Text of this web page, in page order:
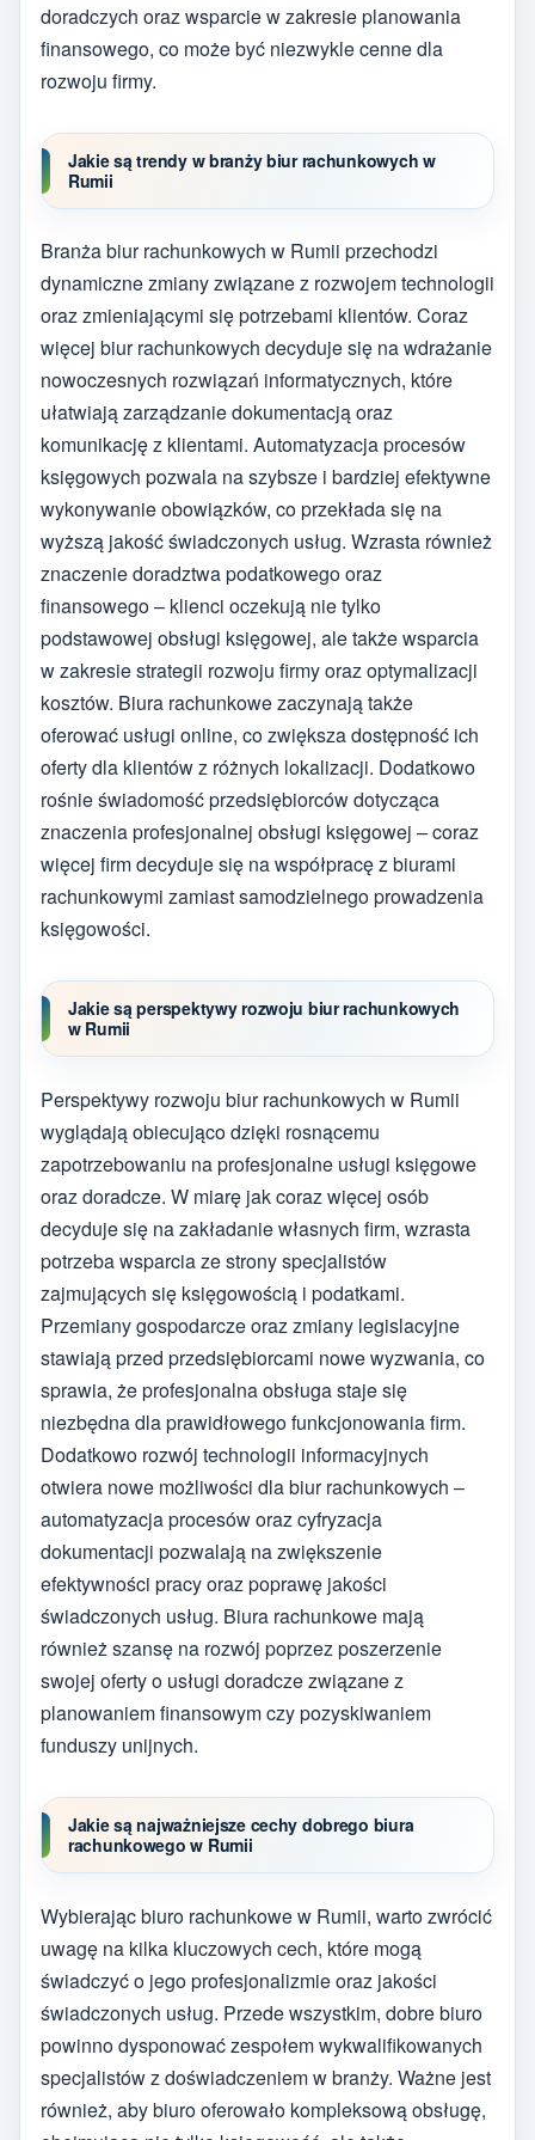
doradczych oraz wsparcie w zakresie planowania
finansowego, co może być niezwykle cenne dla
rozwoju firmy.
Jakie są trendy w branży biur rachunkowych w
Rumii
Branża biur rachunkowych w Rumii przechodzi
dynamiczne zmiany związane z rozwojem technologii
oraz zmieniającymi się potrzebami klientów. Coraz
więcej biur rachunkowych decyduje się na wdrażanie
nowoczesnych rozwiązań informatycznych, które
ułatwiają zarządzanie dokumentacją oraz
komunikację z klientami. Automatyzacja procesów
księgowych pozwala na szybsze i bardziej efektywne
wykonywanie obowiązków, co przekłada się na
wyższą jakość świadczonych usług. Wzrasta również
znaczenie doradztwa podatkowego oraz
finansowego – klienci oczekują nie tylko
podstawowej obsługi księgowej, ale także wsparcia
w zakresie strategii rozwoju firmy oraz optymalizacji
kosztów. Biura rachunkowe zaczynają także
oferować usługi online, co zwiększa dostępność ich
oferty dla klientów z różnych lokalizacji. Dodatkowo
rośnie świadomość przedsiębiorców dotycząca
znaczenia profesjonalnej obsługi księgowej – coraz
więcej firm decyduje się na współpracę z biurami
rachunkowymi zamiast samodzielnego prowadzenia
księgowości.
Jakie są perspektywy rozwoju biur rachunkowych
w Rumii
Perspektywy rozwoju biur rachunkowych w Rumii
wyglądają obiecująco dzięki rosnącemu
zapotrzebowaniu na profesjonalne usługi księgowe
oraz doradcze. W miarę jak coraz więcej osób
decyduje się na zakładanie własnych firm, wzrasta
potrzeba wsparcia ze strony specjalistów
zajmujących się księgowością i podatkami.
Przemiany gospodarcze oraz zmiany legislacyjne
stawiają przed przedsiębiorcami nowe wyzwania, co
sprawia, że profesjonalna obsługa staje się
niezbędna dla prawidłowego funkcjonowania firm.
Dodatkowo rozwój technologii informacyjnych
otwiera nowe możliwości dla biur rachunkowych –
automatyzacja procesów oraz cyfryzacja
dokumentacji pozwalają na zwiększenie
efektywności pracy oraz poprawę jakości
świadczonych usług. Biura rachunkowe mają
również szansę na rozwój poprzez poszerzenie
swojej oferty o usługi doradcze związane z
planowaniem finansowym czy pozyskiwaniem
funduszy unijnych.
Jakie są najważniejsze cechy dobrego biura
rachunkowego w Rumii
Wybierając biuro rachunkowe w Rumii, warto zwrócić
uwagę na kilka kluczowych cech, które mogą
świadczyć o jego profesjonalizmie oraz jakości
świadczonych usług. Przede wszystkim, dobre biuro
powinno dysponować zespołem wykwalifikowanych
specjalistów z doświadczeniem w branży. Ważne jest
również, aby biuro oferowało kompleksową obsługę,